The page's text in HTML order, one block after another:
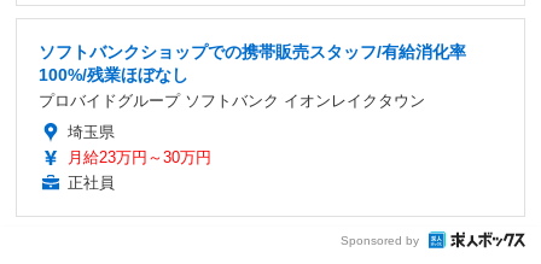
ソフトバンクショップでの携帯販売スタッフ/有給消化率
100%/残業ほぼなし
プロバイドグループ ソフトバンク イオンレイクタウン
埼玉県
月給23万円～30万円
正社員
Sponsored by